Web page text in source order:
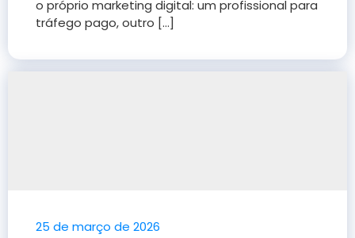
o próprio marketing digital: um profissional para
tráfego pago, outro [...]
25 de março de 2026